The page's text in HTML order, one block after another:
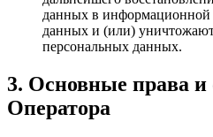
данных в информационной
данных и (или)
персональных данных.
3. Основные права и
Оператора